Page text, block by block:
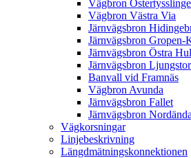
Vägbron Östertysslinge
Vägbron Västra Via
Järnvägsbron
Järnvägsbron Gropen-
Järnvägsbron Östra
Järnvägsbron
Banvall vid Framnäs
Vägbron Avunda
Järnvägsbron Fallet
Järnvägsbron
Vägkorsningar
Linjebeskrivning
Längdmätningskonnektionen